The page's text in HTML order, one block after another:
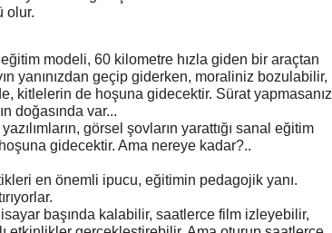
olur.
modeli, 60 kilometre hızla giden bir araçtan
yanınızdan geçip giderken, moraliniz bozulabilir,
kitlelerin de hoşuna gidecektir. Sürat yapmasanız
doğasında var...
görsel şovların yarattığı sanal eğitim
gidecektir. Ama nereye kadar?..
en önemli ipucu, eğitimin pedagojik yanı.
başında kalabilir, saatlerce film izleyebilir,